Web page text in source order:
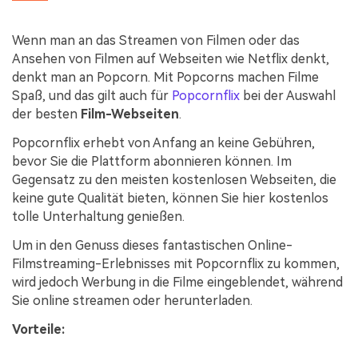
Wenn man an das Streamen von Filmen oder das
Ansehen von Filmen auf Webseiten wie Netflix denkt,
denkt man an Popcorn. Mit Popcorns machen Filme
Spaß, und das gilt auch für Popcornflix bei der Auswahl
der besten Film-Webseiten.
Popcornflix erhebt von Anfang an keine Gebühren,
bevor Sie die Plattform abonnieren können. Im
Gegensatz zu den meisten kostenlosen Webseiten, die
keine gute Qualität bieten, können Sie hier kostenlos
tolle Unterhaltung genießen.
Um in den Genuss dieses fantastischen Online-
Filmstreaming-Erlebnisses mit Popcornflix zu kommen,
wird jedoch Werbung in die Filme eingeblendet, während
Sie online streamen oder herunterladen.
Vorteile: